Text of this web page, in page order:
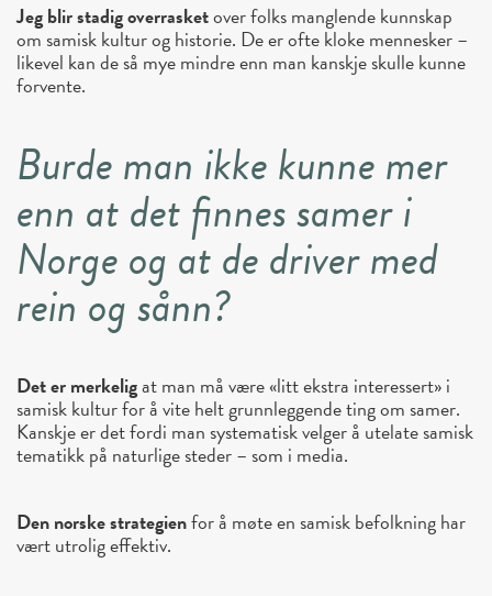
Jeg blir stadig overrasketover folks manglende kunnskap
om samisk kultur og historie. De er ofte kloke mennesker –
likevel kan de så mye mindre enn man kanskje skulle kunne
forvente.
Burde man ikke kunne mer
enn at det finnes samer i
Norge og at de driver med
rein og sånn?
Det er merkeligat man må være «litt ekstra interessert» i
samisk kultur for å vite helt grunnleggende ting om samer.
Kanskje er det fordi man systematisk velger å utelate samisk
tematikk på naturlige steder – som i media.
Den norske strategienfor å møte en samisk befolkning har
vært utrolig effektiv.